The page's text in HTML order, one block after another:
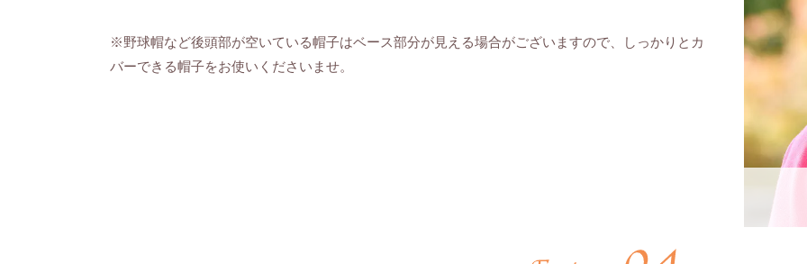
※野球帽など後頭部が空いている帽子はベース部分が見える場合がございますので、しっかりとカ
バーできる帽子をお使いくださいませ。